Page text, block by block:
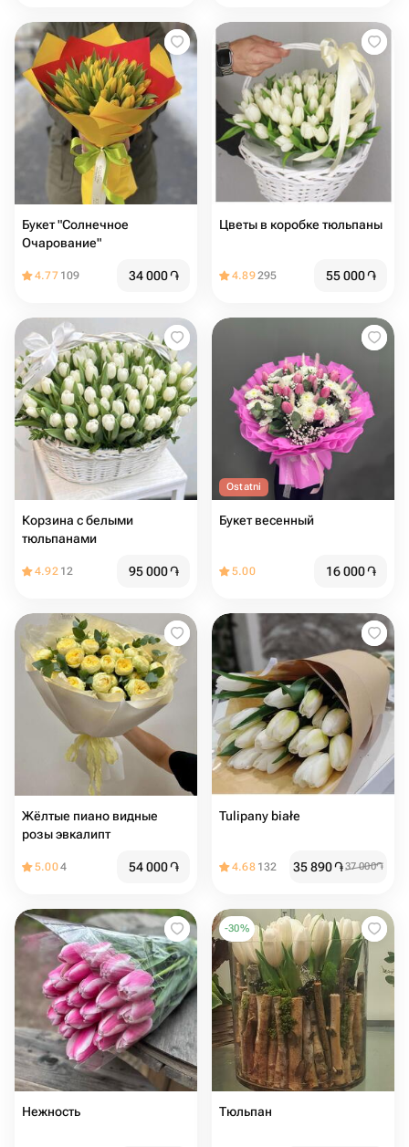
Букет "Солнечное
Очарование"
4.77 109 34 000֏
Цветы в коробке тюльпаны
4.89295 55 000֏
Корзина с белыми
тюльпанами
4.92 12 95 000֏
Ostatni
Букет весенный
5.00 16 000֏
Жёлтые пиано видные
розы эвкалипт
5.004 54 000֏
Tulipany białe
4.68 132 35 890֏37 000֏
Нежность
-30%
Тюльпан